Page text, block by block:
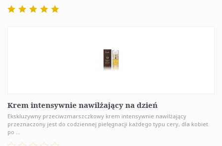
Krem intensywnie nawilżający na dzień
Ekskluzywny przeciwzmarszczkowy krem intensywnie nawilżający
przeznaczony jest do codziennej pielęgnacji każdego typu cery, dla kobiet
po ...